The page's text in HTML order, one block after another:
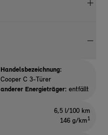
Handelsbezeichnung:
Cooper C 3-Türer
anderer Energieträger: entfällt
6,5 l/100 km
146 g/km1